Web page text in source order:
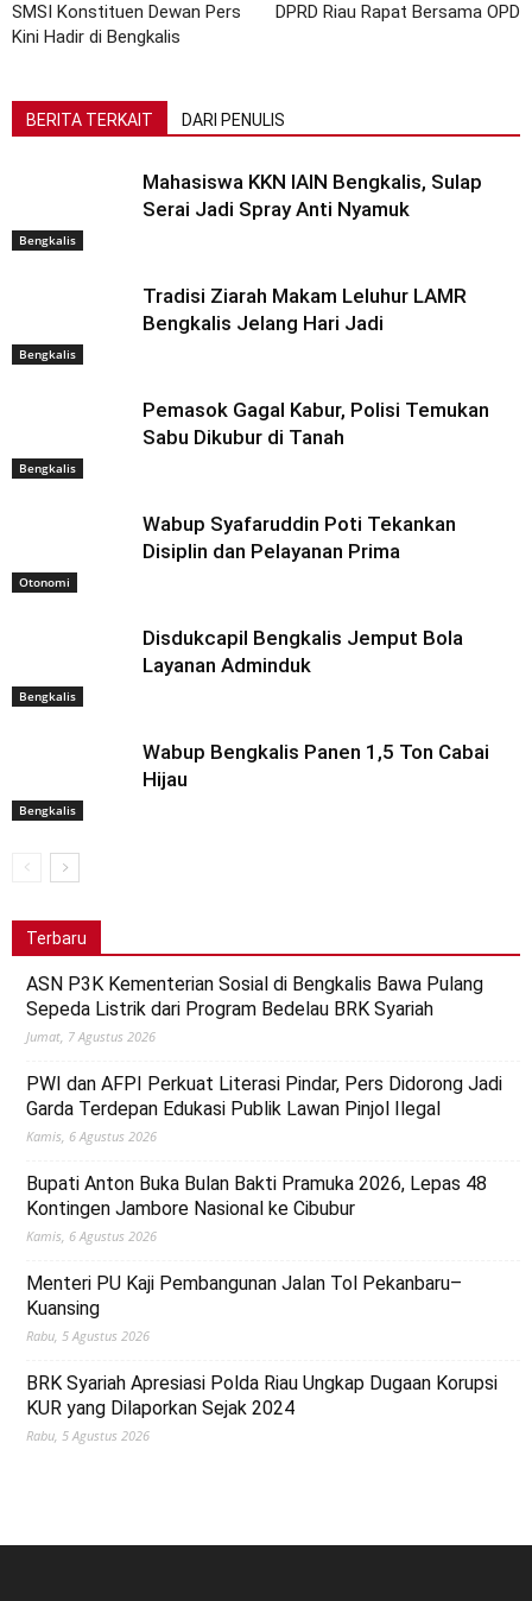
SMSI Konstituen Dewan Pers
Kini Hadir di Bengkalis
DPRD Riau Rapat Bersama OPD
BERITA TERKAIT DARI PENULIS
Bengkalis
Mahasiswa KKN IAIN Bengkalis, Sulap
Serai Jadi Spray Anti Nyamuk
Bengkalis
Tradisi Ziarah Makam Leluhur LAMR
Bengkalis Jelang Hari Jadi
Bengkalis
Pemasok Gagal Kabur, Polisi Temukan
Sabu Dikubur di Tanah
Otonomi
Wabup Syafaruddin Poti Tekankan
Disiplin dan Pelayanan Prima
Bengkalis
Disdukcapil Bengkalis Jemput Bola
Layanan Adminduk
Bengkalis
Wabup Bengkalis Panen 1,5 Ton Cabai
Hijau
Terbaru
ASN P3K Kementerian Sosial di Bengkalis Bawa Pulang
Sepeda Listrik dari Program Bedelau BRK Syariah
Jumat, 7 Agustus 2026
PWI dan AFPI Perkuat Literasi Pindar, Pers Didorong Jadi
Garda Terdepan Edukasi Publik Lawan Pinjol Ilegal
Kamis, 6 Agustus 2026
Bupati Anton Buka Bulan Bakti Pramuka 2026, Lepas 48
Kontingen Jambore Nasional ke Cibubur
Kamis, 6 Agustus 2026
Menteri PU Kaji Pembangunan Jalan Tol Pekanbaru–
Kuansing
Rabu, 5 Agustus 2026
BRK Syariah Apresiasi Polda Riau Ungkap Dugaan Korupsi
KUR yang Dilaporkan Sejak 2024
Rabu, 5 Agustus 2026